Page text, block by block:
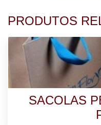
PRODUTOS
SACOLAS